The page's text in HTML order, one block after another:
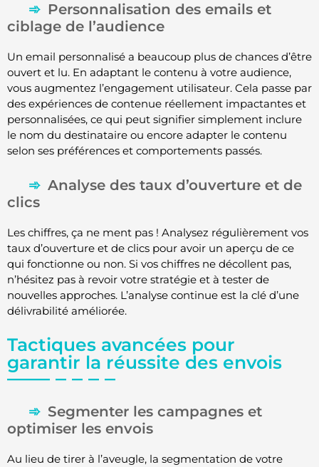
Personnalisation des emails et
ciblage de l’audience
Un email personnalisé a beaucoup plus de chances d’être
ouvert et lu. En adaptant le contenu à votre audience,
vous augmentez l’engagement utilisateur. Cela passe par
des expériences de contenue réellement impactantes et
personnalisées, ce qui peut signifier simplement inclure
le nom du destinataire ou encore adapter le contenu
selon ses préférences et comportements passés.
Analyse des taux d’ouverture et de
clics
Les chiffres, ça ne ment pas ! Analysez régulièrement vos
taux d’ouverture et de clics pour avoir un aperçu de ce
qui fonctionne ou non. Si vos chiffres ne décollent pas,
n’hésitez pas à revoir votre stratégie et à tester de
nouvelles approches. L’analyse continue est la clé d’une
délivrabilité améliorée.
Tactiques avancées pour
garantir la réussite des envois
Segmenter les campagnes et
optimiser les envois
Au lieu de tirer à l’aveugle, la segmentation de votre